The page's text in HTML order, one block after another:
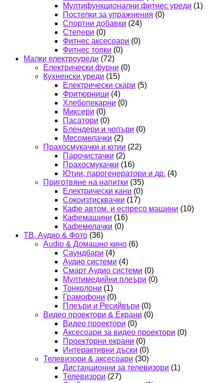
Мултифункционални фитнес уреди (1)
Постелки за упражнения (0)
Спортни добавки (24)
Степери (0)
Фитнес аксесоари (0)
Фитнес топки (0)
Малки електроуреди (72)
Електрически фурни (0)
Кухненски уреди (15)
Електрически скари (5)
Фритюрници (4)
Хлебопекарни (0)
Миксери (0)
Пасатори (0)
Блендери и чопъри (0)
Месомелачки (2)
Прахосмукачки и ютии (22)
Парочистачки (2)
Прахосмукачки (16)
Ютии, парогенератори и др. (4)
Приготвяне на напитки (35)
Електрически кани (0)
Сокоизтисквачки (17)
Кафе автом. и еспресо машини (10)
Кафемашини (16)
Кафемелачки (0)
ТВ, Аудио & Фото (36)
Audio & Домашно кино (6)
Саундбари (4)
Аудио системи (4)
Смарт Аудио системи (0)
Мултимедийни плеъри (0)
Тонколони (1)
Грамофони (0)
Плеъри и Ресийвъри (0)
Видео проектори & Екрани (0)
Видео проектори (0)
Аксесоари за видео проектори (0)
Проекторни екрани (0)
Интерактивни дъски (0)
Телевизори & аксесоари (30)
Дистанционни за телевизори (1)
Телевизори (27)